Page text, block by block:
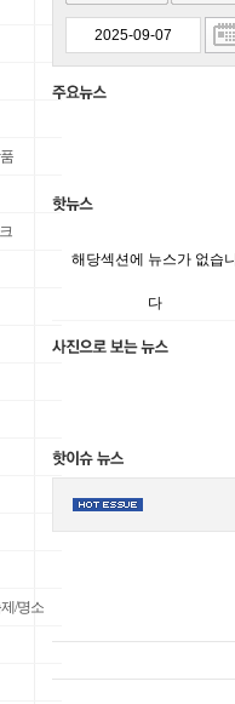
/명소
해당섹션에 뉴스가 없습니
다